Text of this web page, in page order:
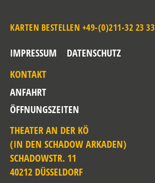
KARTEN BESTELLEN +49-(0)211-32 23 33
IMPRESSUM
DATENSCHUTZ
KONTAKT
ANFAHRT
ÖFFNUNGSZEITEN
THEATER AN DER KÖ
(IN DEN SCHADOW ARKADEN)
SCHADOWSTR. 11
40212 DÜSSELDORF